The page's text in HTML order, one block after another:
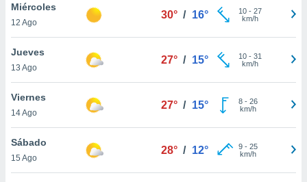
de
disponible
cookies
aceptar
Miércoles
12 Ago
30° / 16° 10- 27
km/h
Jueves
13 Ago
27° / 15° 10- 31
km/h
Viernes
14 Ago
27° / 15° 8- 26
km/h
Sábado
15 Ago
28° / 12° 9- 25
km/h